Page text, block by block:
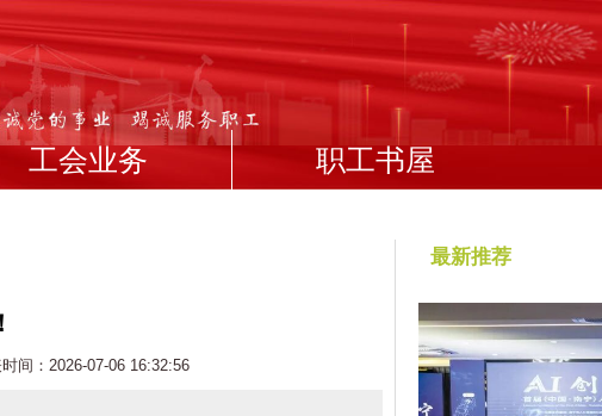
工会业务 职工书屋
间：2026-07-06 16:32:56
最新推荐